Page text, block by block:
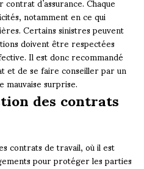
notamment en ce qui
Certains sinistres peuvent
doivent être respectées
Il est donc recommandé
de se faire conseiller par un
surprise.
des contrats
contrats de travail, où il est
pour protéger les parties